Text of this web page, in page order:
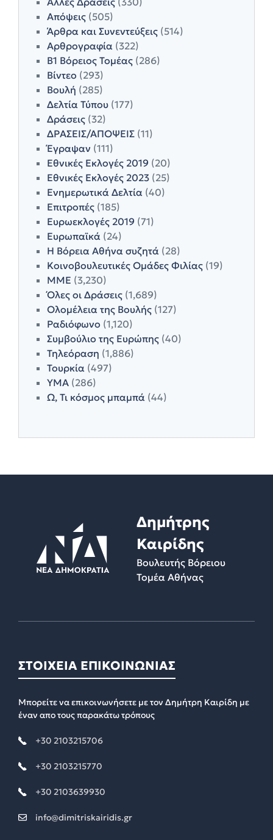
Απόψεις (505)
Άρθρα και Συνεντεύξεις (514)
Αρθρογραφία (322)
Β1 Βόρειος Τομέας (286)
Βίντεο (293)
Βουλή (285)
Δελτία Τύπου (177)
Δράσεις (32)
ΔΡΑΣΕΙΣ/ΑΠΟΨΕΙΣ (11)
Έγραψαν (111)
Εθνικές Εκλογές 2019 (20)
Εθνικές Εκλογές 2023 (25)
Ενημερωτικά Δελτία (40)
Επιτροπές (185)
Ευρωεκλογές 2019 (71)
Ευρωπαϊκά (24)
Η Βόρεια Αθήνα συζητά (28)
Κοινοβουλευτικές Ομάδες Φιλίας (19)
ΜΜΕ (3,230)
Όλες οι Δράσεις (1,689)
Ολομέλεια της Βουλής (127)
Ραδιόφωνο (1,120)
Συμβούλιο της Ευρώπης (40)
Τηλεόραση (1,886)
Τουρκία (497)
ΥΜΑ (286)
Ω, Τι κόσμος μπαμπά (44)
Δημήτρης
Καιρίδης
Βουλευτής Βόρειου
Τομέα Αθήνας
ΣΤΟΙΧΕΙΑ ΕΠΙΚΟΙΝΩΝΙΑΣ
Μπορείτε να επικοινωνήσετε με τον Δημήτρη Καιρίδη με
έναν απο τους παρακάτω τρόπους
+30 2103215706
+30 2103215770
+30 2103639930
info@dimitriskairidis.gr